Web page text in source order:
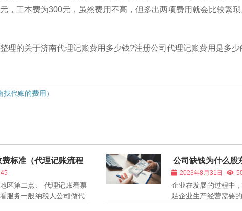
，工本费为300元，虽然费用不高，但多出两项费用就会比较繁琐
理的关于济南代理记账费用多少钱?注册公司代理记账费用是多
代账的费用）
标准（代理记账流程
区第二点、 代理记账看票
服务一般纳税人公司做代
济的复苏，大部分行业经
公司缺钱为什么股
2023年8月31日
企业在发展的过程中
足企业生产经营需要
而来？渠道当然很多